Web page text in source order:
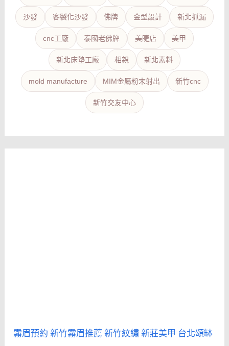
沙發 客製化沙發 佛牌 金型設計 新北抓漏
cnc工廠 泰國老佛牌 美睫店 美甲
新北床墊工廠 相親 新北素料
mold manufacture MIM金屬粉末射出 新竹cnc
新竹交友中心
霧眉預約新竹霧眉推薦新竹紋繡新莊美甲 台北頌缽